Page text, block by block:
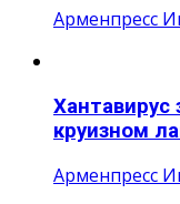
Арменпресс
Хантавирус
круизном
Арменпресс